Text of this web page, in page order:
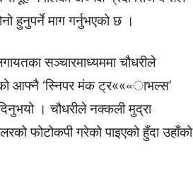
हुनुपर्ने माग गर्नुभएको छ ।
सञ्चारमाध्यममा चौधरीले
आफ्नै ‘स्निपर मंक ट्र«««ाभल्स’
। चौधरीले नक्कली मुद्रा
फोटोकपी गरेको पाइएको हुँदा उहाँको